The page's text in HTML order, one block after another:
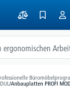
/Anbauplatten PROFI